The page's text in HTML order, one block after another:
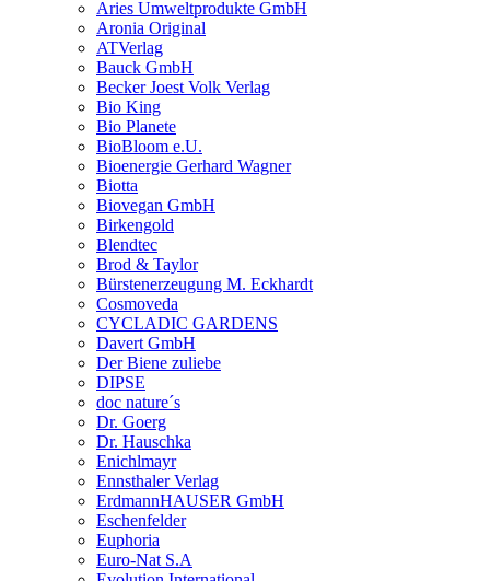
Aries Umweltprodukte GmbH
Aronia Original
ATVerlag
Bauck GmbH
Becker Joest Volk Verlag
Bio King
Bio Planete
BioBloom e.U.
Bioenergie Gerhard Wagner
Biotta
Biovegan GmbH
Birkengold
Blendtec
Brod & Taylor
Bürstenerzeugung M. Eckhardt
Cosmoveda
CYCLADIC GARDENS
Davert GmbH
Der Biene zuliebe
DIPSE
doc nature´s
Dr. Goerg
Dr. Hauschka
Enichlmayr
Ennsthaler Verlag
ErdmannHAUSER GmbH
Eschenfelder
Euphoria
Euro-Nat S.A